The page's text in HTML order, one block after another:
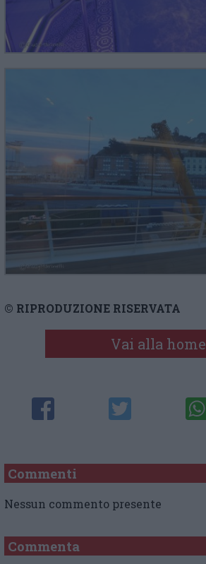
© RIPRODUZIONE RISERVATA
Vai alla home
Commenti
Nessun commento presente
Commenta